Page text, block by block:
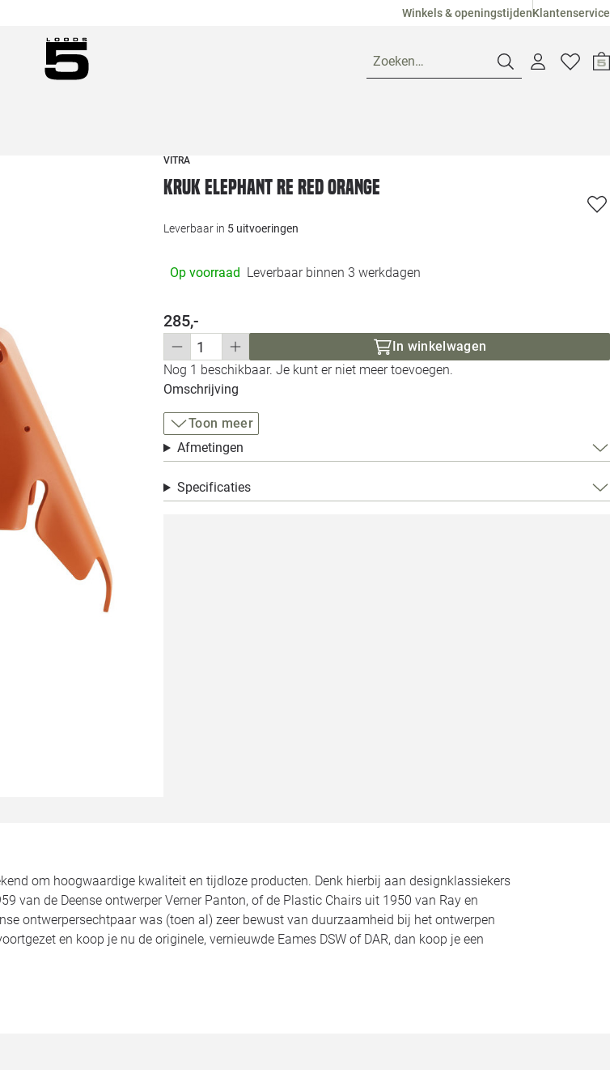
Winkels & openingstijdenKlantenservice
Zoeken…
Pagina suggesties
Klantenservice
Loods 5
Loods 5
Alle
VITRA
Kruk Elephant RE red orange
Leverbaar in 5 uitvoeringen
Op voorraad Leverbaar binnen 3 werkdagen
285,-
In winkelwagen
Nog 1 beschikbaar. Je kunt er niet meer toevoegen.
Omschrijving
Toon meer
Afmetingen
Specificaties
om hoogwaardige kwaliteit en tijdloze producten. Denk hierbij aan designklassiekers
van de Deense ontwerper Verner Panton, of de Plastic Chairs uit 1950 van Ray en
ontwerpersechtpaar was (toen al) zeer bewust van duurzaamheid bij het ontwerpen
en koop je nu de originele, vernieuwde Eames DSW of DAR, dan koop je een